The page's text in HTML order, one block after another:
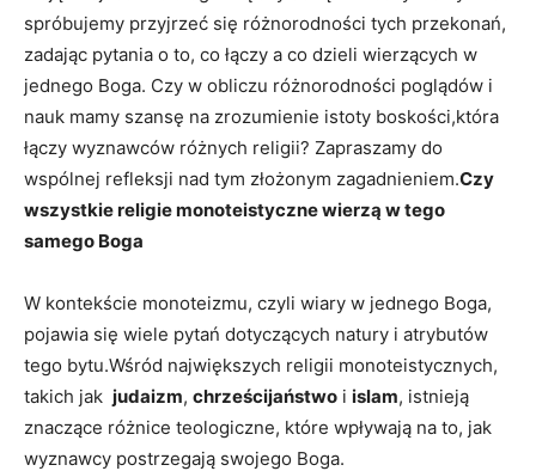
spróbujemy przyjrzeć się różnorodności ⁣tych przekonań,
zadając pytania o to, co ⁢łączy‌ a co ‌dzieli⁣ wierzących w
jednego‌ Boga. Czy w obliczu ‍różnorodności poglądów i
nauk mamy szansę na⁢ zrozumienie istoty boskości,która
łączy wyznawców różnych religii? Zapraszamy do
wspólnej refleksji ⁢nad tym złożonym ​zagadnieniem.Czy
wszystkie religie monoteistyczne wierzą ⁢w tego
samego ⁣Boga
W kontekście monoteizmu, ‌czyli‌ wiary w jednego Boga,
pojawia się wiele pytań⁤ dotyczących natury i atrybutów
tego⁢ bytu.Wśród ⁤największych religii monoteistycznych,
takich jak ‌ judaizm, chrześcijaństwo ⁣i islam, istnieją‌
znaczące ⁤różnice teologiczne, które ⁣wpływają na​ to, jak
wyznawcy ‍postrzegają swojego Boga.